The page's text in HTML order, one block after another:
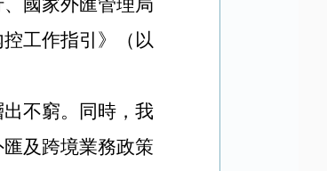
國家外匯管理局
工作指引》（以
不窮。同時，我
及跨境業務政策